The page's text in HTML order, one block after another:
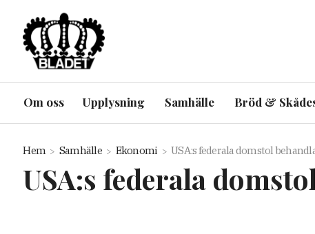
Om oss Upplysning Samhälle Bröd &
Hem Samhälle Ekonomi USA:s federala domstol
USA:s federala